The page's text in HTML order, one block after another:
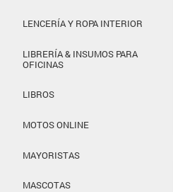
LENCERÍA Y ROPA INTERIOR
LIBRERÍA & INSUMOS PARA
OFICINAS
LIBROS
MOTOS ONLINE
MAYORISTAS
MASCOTAS